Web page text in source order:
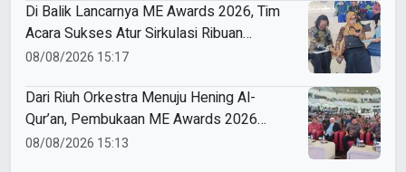
Di Balik Lancarnya ME Awards 2026, Tim
Acara Sukses Atur Sirkulasi Ribuan
Peserta di Dome UMM
08/08/2026 15:17
Dari Riuh Orkestra Menuju Hening Al-
Qur’an, Pembukaan ME Awards 2026
Berlangsung Khidmat
08/08/2026 15:13